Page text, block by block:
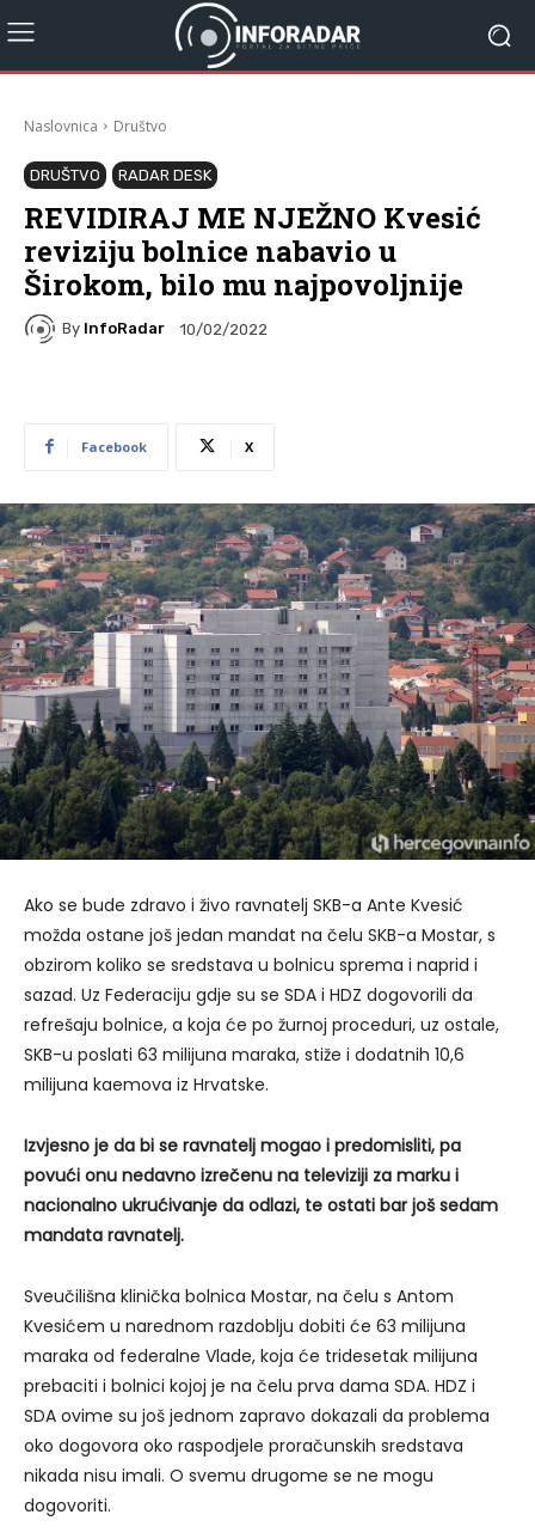
Naslovnica Društvo
DRUŠTVO RADAR DESK
REVIDIRAJ ME NJEŽNO Kvesić
reviziju bolnice nabavio u
Širokom, bilo mu najpovoljnije
By InfoRadar 10/02/2022
Facebook X
Ako se bude zdravo i živo ravnatelj SKB-a Ante Kvesić
možda ostane još jedan mandat na čelu SKB-a Mostar, s
obzirom koliko se sredstava u bolnicu sprema i naprid i
sazad. Uz Federaciju gdje su se SDA i HDZ dogovorili da
refrešaju bolnice, a koja će po žurnoj proceduri, uz ostale,
SKB-u poslati 63 milijuna maraka, stiže i dodatnih 10,6
milijuna kaemova iz Hrvatske.
Izvjesno je da bi se ravnatelj mogao i predomisliti, pa
povući onu nedavno izrečenu na televiziji za marku i
nacionalno ukrućivanje da odlazi, te ostati bar još sedam
mandata ravnatelj.
Sveučilišna klinička bolnica Mostar, na čelu s Antom
Kvesićem u narednom razdoblju dobiti će 63 milijuna
maraka od federalne Vlade, koja će tridesetak milijuna
prebaciti i bolnici kojoj je na čelu prva dama SDA. HDZ i
SDA ovime su još jednom zapravo dokazali da problema
oko dogovora oko raspodjele proračunskih sredstava
nikada nisu imali. O svemu drugome se ne mogu
dogovoriti.